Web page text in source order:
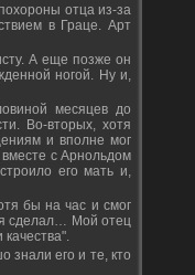
отца из-за
в Граце. Арт
А еще позже он
ногой. Ну и,
месяцев до
Во-вторых, хотя
и вполне мог
с Арнольдом
его мать и,
бы на час и смог
сделал… Мой отец
качества".
знали его и те, кто